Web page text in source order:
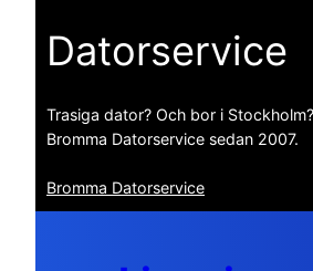
Datorservice
Trasiga dator? Och bor i Stockholm?
Bromma Datorservice sedan 2007.
Bromma Datorservice